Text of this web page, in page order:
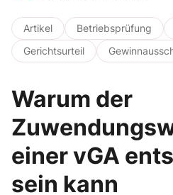
Artikel Betriebsprüfung
Gerichtsurteil
Warum der
einer vGA
sein kann